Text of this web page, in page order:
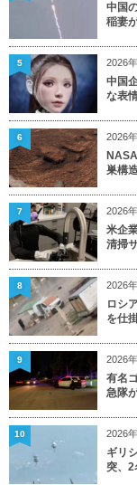
中国
稲妻
2026
中国
な表
5
2026
巣構
6
2026
米企
清掃
7
2026
ロシ
を仕
8
2026
有名
急隊
9
2026
ギリ
突、2
10